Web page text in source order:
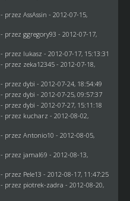
- przez AssAssin - 2012-07-15,
- przez ggregory93 - 2012-07-17,
- przez lukasz - 2012-07-17, 15:13:31
- przez zeka12345- 2012-07-18,
- przez dybi - 2012-07-24, 18:54:49
- przez dybi - 2012-07-25, 09:57:37
- przez dybi - 2012-07-27, 15:11:18
- przez kucharz - 2012-08-02,
- przez Antonio10 - 2012-08-05,
- przez jamal69 - 2012-08-13,
- przez Pele13 - 2012-08-17, 11:47:25
- przez piotrek-zadra - 2012-08-20,